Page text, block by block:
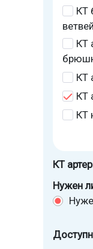
КТ
ветвей
КТ
КТ
КТ
КТ
КТ
Нужен